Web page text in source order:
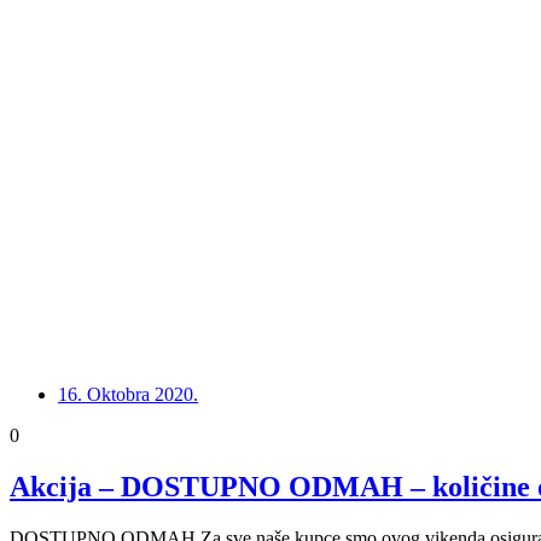
16. Oktobra 2020.
0
Akcija – DOSTUPNO ODMAH – količine